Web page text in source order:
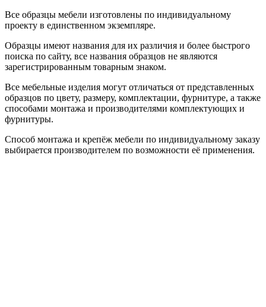
Все образцы мебели изготовлены по индивидуальному
проекту в единственном экземпляре.
Образцы имеют названия для их различия и более быстрого
поиска по сайту, все названия образцов не являются
зарегистрированным товарным знаком.
Все мебельные изделия могут отличаться от представленных
образцов по цвету, размеру, комплектации, фурнитуре, а также
способами монтажа и производителями комплектующих и
фурнитуры.
Способ монтажа и крепёж мебели по индивидуальному заказу
выбирается производителем по возможности её применения.